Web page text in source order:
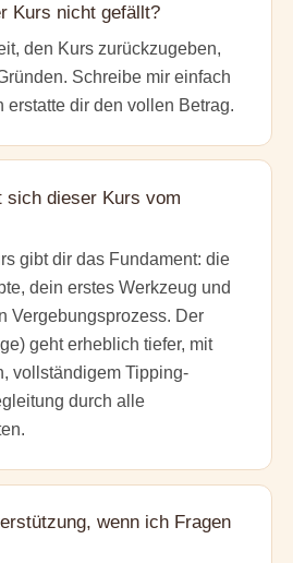
Kurs nicht gefällt?
den Kurs zurückzugeben,
Schreibe mir einfach
erstatte dir den vollen Betrag.
sich dieser Kurs vom
gibt dir das Fundament: die
dein erstes Werkzeug und
Vergebungsprozess. Der
geht erheblich tiefer, mit
vollständigem Tipping-
durch alle
wenn ich Fragen